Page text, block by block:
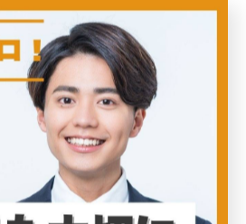
確認、付属品の完備などが重視さ
簡単な清掃やメンテナンスを行
す。こうしたポイントを押さえ
に損をせず、満足のいく結果を
出張買取の上手な使い分け
張買取は、それぞれ特徴が異な